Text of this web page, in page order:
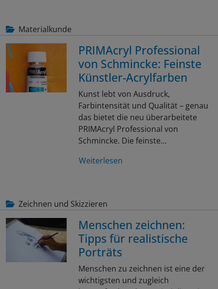
Materialkunde
PRIMAcryl Professional
von Schmincke: Feinste
Künstler-Acrylfarben
Kunst lebt von Ausdruck,
Farbintensität und Qualität – genau
das bietet die neu überarbeitete
PRIMAcryl Professional von
Schmincke. Die feinste…
Weiterlesen
Zeichnen und Skizzieren
Menschen zeichnen:
Tipps für realistische
Porträts
Menschen zu zeichnen ist eine der
wichtigsten und zugleich